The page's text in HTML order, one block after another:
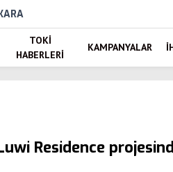
TOKI
HABERLERI
KAMPANYALAR
Residence